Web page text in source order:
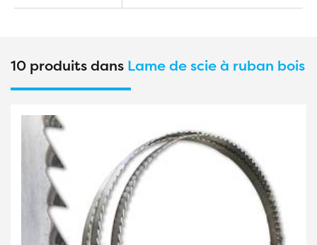
10 produits dans Lame de scie à ruban bois